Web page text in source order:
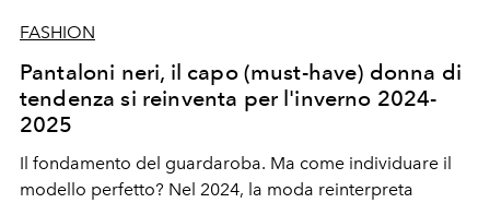
FASHION
Pantaloni neri, il capo (must-have) donna di
tendenza si reinventa per l'inverno 2024-
2025
Il fondamento del guardaroba. Ma come individuare il
modello perfetto? Nel 2024, la moda reinterpreta